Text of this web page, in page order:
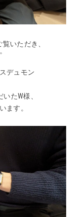
いただき、
デュモン
たW様、
ます。